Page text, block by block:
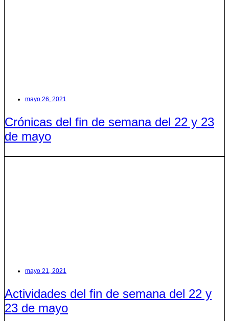
mayo 26, 2021
Crónicas del fin de semana del 22 y 23
de mayo
mayo 21, 2021
Actividades del fin de semana del 22 y
23 de mayo